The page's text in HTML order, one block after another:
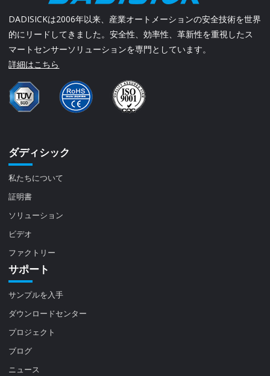
DADISICKは2006年以来、産業オートメーションの安全技術を世界
的にリードしてきました。安全性、効率性、革新性を重視したス
マートセンサーソリューションを専門としています。
詳細はこちら
ダディシック
私たちについて
証明書
ソリューション
ビデオ
ファクトリー
サポート
サンプルを入手
ダウンロードセンター
プロジェクト
ブログ
ニュース